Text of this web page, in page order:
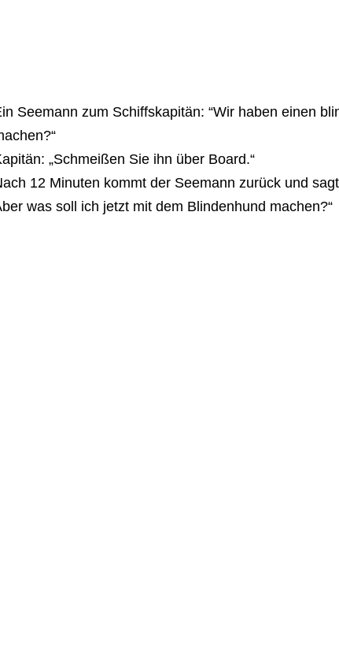
Seemann zum Schiffskapitän: “Wir haben einen
„Schmeißen Sie ihn über Board.“
12 Minuten kommt der Seemann zurück und
was soll ich jetzt mit dem Blindenhund machen?“